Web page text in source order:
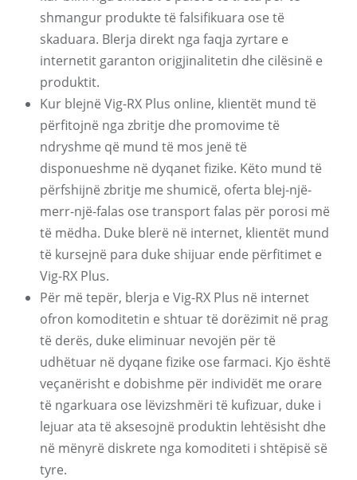
shmangur produkte të falsifikuara ose të
skaduara. Blerja direkt nga faqja zyrtare e
internetit garanton origjinalitetin dhe cilësinë e
produktit.
Kur blejnë Vig-RX Plus online, klientët mund të
përfitojnë nga zbritje dhe promovime të
ndryshme që mund të mos jenë të
disponueshme në dyqanet fizike. Këto mund të
përfshijnë zbritje me shumicë, oferta blej-një-
merr-një-falas ose transport falas për porosi më
të mëdha. Duke blerë në internet, klientët mund
të kursejnë para duke shijuar ende përfitimet e
Vig-RX Plus.
Për më tepër, blerja e Vig-RX Plus në internet
ofron komoditetin e shtuar të dorëzimit në prag
të derës, duke eliminuar nevojën për të
udhëtuar në dyqane fizike ose farmaci. Kjo është
veçanërisht e dobishme për individët me orare
të ngarkuara ose lëvizshmëri të kufizuar, duke i
lejuar ata të aksesojnë produktin lehtësisht dhe
në mënyrë diskrete nga komoditeti i shtëpisë së
tyre.